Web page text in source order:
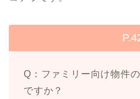
Q：ファミリー向け物件
ですか？